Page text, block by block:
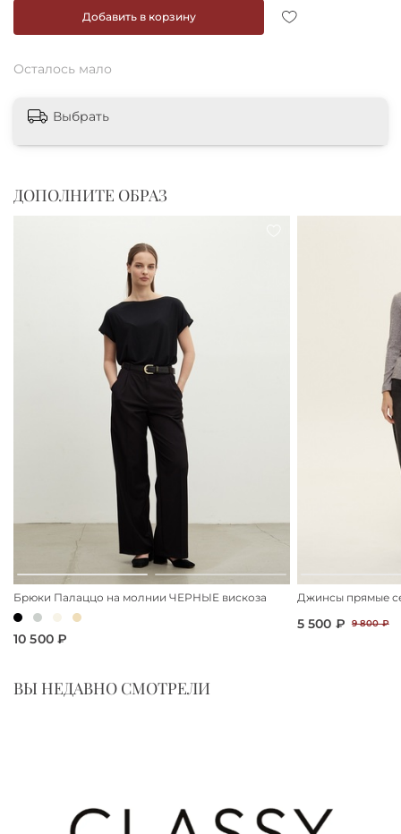
Добавить в корзину
Осталось мало
Выбрать
ДОПОЛНИТЕ ОБРАЗ
Брюки Палаццо на молнии ЧЕРНЫЕ вискоза
10 500 ₽
Джинсы прямые
5 500 ₽ 9 800 ₽
ВЫ НЕДАВНО СМОТРЕЛИ